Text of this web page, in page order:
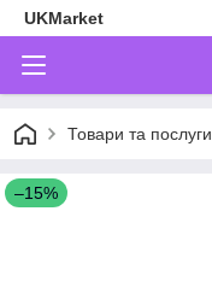
UKMarket
Товари та послуги
–15%